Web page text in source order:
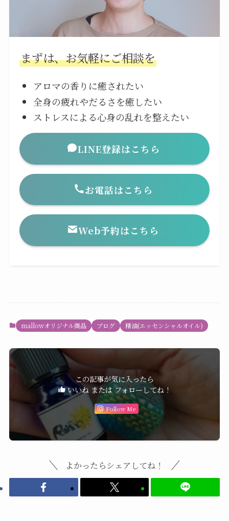
まずは、お気軽にご相談を
アロマの香りに癒されたい
全身の疲れやだるさを癒したい
ストレスによる心身の乱れを整えたい
LINE登録はこちら
お電話はこちら
Web予約はこちら
mallowオリジナル商品 ブログ 精油(エッセンシャルオイル)
この記事が気に入ったら
いいね または フォローしてね！
Follow Me
よかったらシェアしてね！